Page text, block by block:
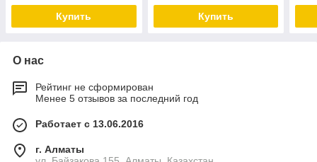
Купить Купить
О нас
Рейтинг не сформирован
Менее 5 отзывов за последний год
Работает с 13.06.2016
г. Алматы